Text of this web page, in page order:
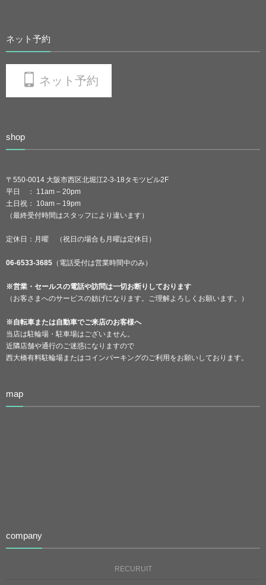
ネット予約
ネット予約
shop
〒550-0014 大阪市西区北堀江2-3-18タモツビル2F
平日 ： 11am – 20pm
土日祝： 10am – 19pm
（最終受付時間はスタッフにより違います）
定休日：月曜 （祝日の場合も月曜は定休日）
06-6533-3685 （電話受付は営業時間中のみ）
※営業・セールスの電話や訪問は一切お断りしております
（お客さまへのサービスの妨げになります。ご理解よろしくお願います。）
※自転車または自動車でご来店のお客様へ
当店は駐輪場・駐車場はございません。
近隣店舗や通行のご迷惑になりますので
西大橋有料駐輪場またはコインパーキングのご利用をお願いしております。
map
company
RECURUIT